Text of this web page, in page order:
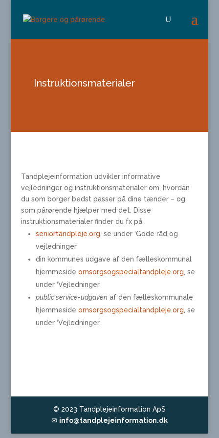
Instruktionsmaterialer
Tandplejeinformation udvikler informative
vejledninger og instruktionsmaterialer om, hvordan
du som borger bedst passer på dine tænder – og
som pårørende hjælper med det. Disse
instruktionsmaterialer finder du fx på
seniortandpleje.org , se under ‘Gode råd og
vejledninger’
din kommunes udgave af den fælleskommunal
hjemmeside omsorgsogspecialtandpleje.org , se
under ‘Vejledninger’
public service-udgavenaf den fælleskommunale
hjemmeside omsorgsogspecialtandpleje.org , se
under ‘Vejledninger’
© 2023 Tandplejeinformation ApS
✉ info@tandplejeinformation.dk